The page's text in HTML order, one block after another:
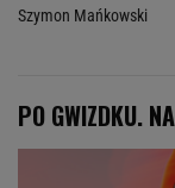
Szymon Mańkowski